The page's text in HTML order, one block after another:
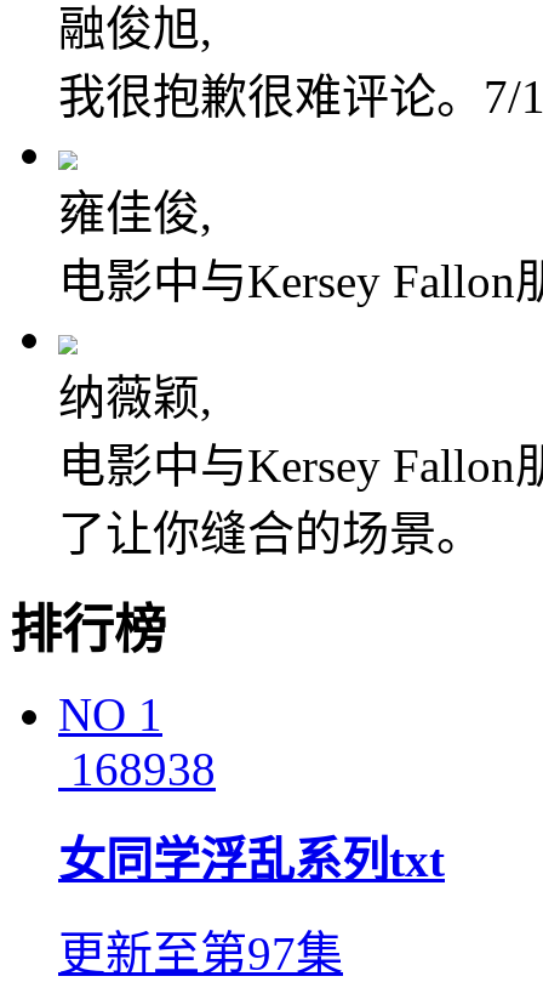
融俊旭,
我很抱歉很难评论。7/
雍佳俊,
电影中与Kersey
纳薇颖,
电影中与Kersey
了让你缝合的场景。
排行榜
NO 1
168938
女同学浮乱系列txt
更新至第97集